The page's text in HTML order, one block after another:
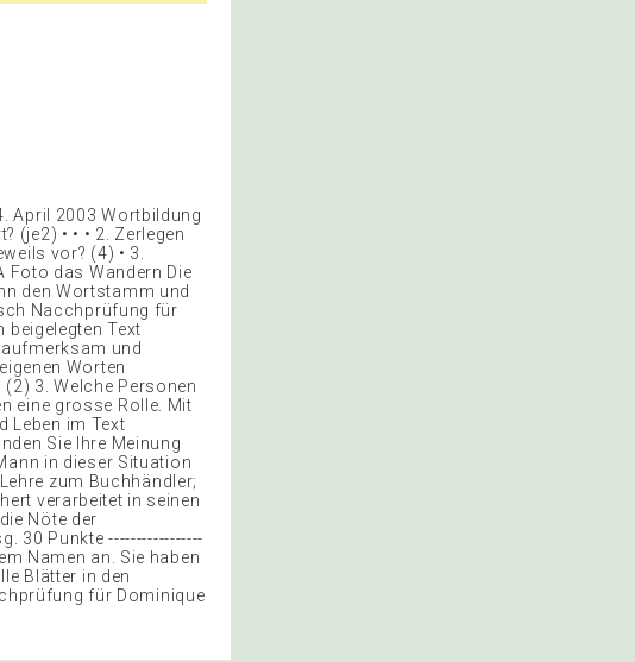
April 2003 Wortbildung
• • • 2. Zerlegen
vor? (4) • 3.
Foto das Wandern Die
den Wortstamm und
Nacchprüfung für
beigelegten Text
und
Worten
3. Welche Personen
eine grosse Rolle. Mit
Leben im Text
Sie Ihre Meinung
in dieser Situation
zum Buchhändler;
verarbeitet in seinen
Nöte der
30 Punkte -----------------
Namen an. Sie haben
Blätter in den
für Dominique